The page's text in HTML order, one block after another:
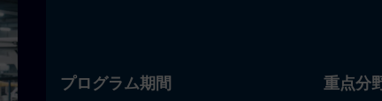
プログラム期間 重点分